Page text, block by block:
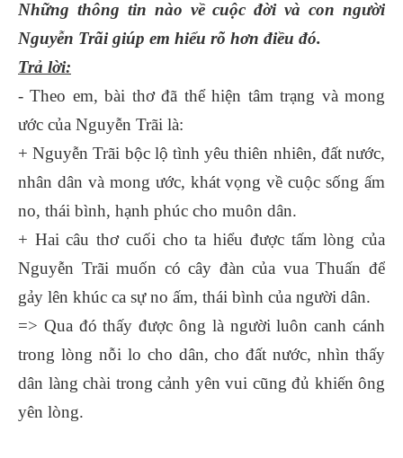
Những thông tin nào về cuộc đời và con người
Nguyễn Trãi giúp em hiểu rõ hơn điều đó.
Trả lời:
- Theo em, bài thơ đã thể hiện tâm trạng và mong
ước của Nguyễn Trãi là:
+ Nguyễn Trãi bộc lộ tình yêu thiên nhiên, đất nước,
nhân dân và mong ước, khát vọng về cuộc sống ấm
no, thái bình, hạnh phúc cho muôn dân.
+ Hai câu thơ cuối cho ta hiểu được tấm lòng của
Nguyễn Trãi muốn có cây đàn của vua Thuấn để
gảy lên khúc ca sự no ấm, thái bình của người dân.
=> Qua đó thấy được ông là người luôn canh cánh
trong lòng nỗi lo cho dân, cho đất nước, nhìn thấy
dân làng chài trong cảnh yên vui cũng đủ khiến ông
yên lòng.